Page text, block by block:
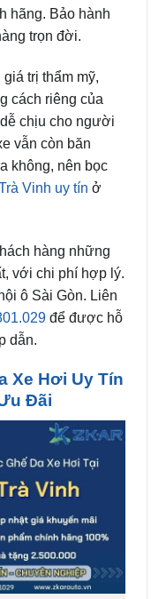
hãng. Bảo hành
trọn đời.
trị thẩm mỹ,
cách riêng của
chịu cho người
vẫn còn băn
không, nên bọc
Vinh uy tín ở
hàng những
với chi phí hợp lý.
ô Sài Gòn. Liên
để được hỗ
dẫn.
Xe Hơi Uy Tín
Đãi